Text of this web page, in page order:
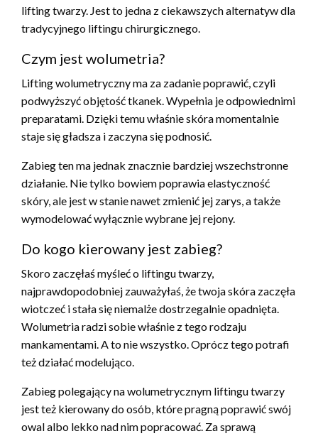
lifting twarzy. Jest to jedna z ciekawszych alternatyw dla
tradycyjnego liftingu chirurgicznego.
Czym jest wolumetria?
Lifting wolumetryczny ma za zadanie poprawić, czyli
podwyższyć objętość tkanek. Wypełnia je odpowiednimi
preparatami. Dzięki temu właśnie skóra momentalnie
staje się gładsza i zaczyna się podnosić.
Zabieg ten ma jednak znacznie bardziej wszechstronne
działanie. Nie tylko bowiem poprawia elastyczność
skóry, ale jest w stanie nawet zmienić jej zarys, a także
wymodelować wyłącznie wybrane jej rejony.
Do kogo kierowany jest zabieg?
Skoro zaczęłaś myśleć o liftingu twarzy,
najprawdopodobniej zauważyłaś, że twoja skóra zaczęła
wiotczeć i stała się niemalże dostrzegalnie opadnięta.
Wolumetria radzi sobie właśnie z tego rodzaju
mankamentami. A to nie wszystko. Oprócz tego potrafi
też działać modelująco.
Zabieg polegający na wolumetrycznym liftingu twarzy
jest też kierowany do osób, które pragną poprawić swój
owal albo lekko nad nim popracować. Za sprawą